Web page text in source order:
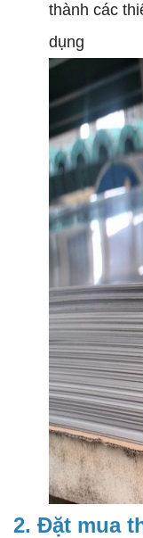
thành các
dụng
2. Đặt mua